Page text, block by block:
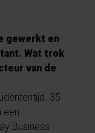
gewerkt en
Wat trok
van de
35
een
Business